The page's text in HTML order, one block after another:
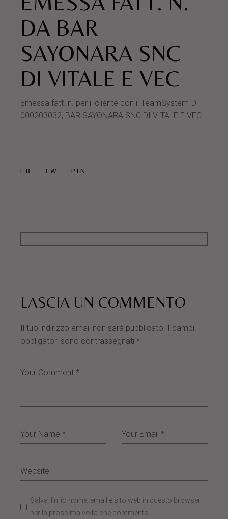
DA BAR
SAYONARA SNC
DI VITALE E VEC
Emessa fatt. n. per il cliente con il TeamSystemID
000203032, BAR SAYONARA SNC DI VITALE E VEC
FB TW PIN
LASCIA UN COMMENTO
Il tuo indirizzo email non sarà pubblicato. I campi
obbligatori sono contrassegnati*
Salva il mio nome, email e sito web in questo browser
per la prossima volta che commento.